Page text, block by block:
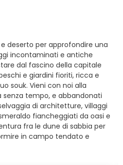
deserto per approfondire una
incontaminati e antiche
dal fascino della capitale
e giardini fioriti, ricca e
souk. Vieni con noi alla
senza tempo, e abbandonati
di architetture, villaggi
fiancheggiati da oasi e
fra le dune di sabbia per
in campo tendato e